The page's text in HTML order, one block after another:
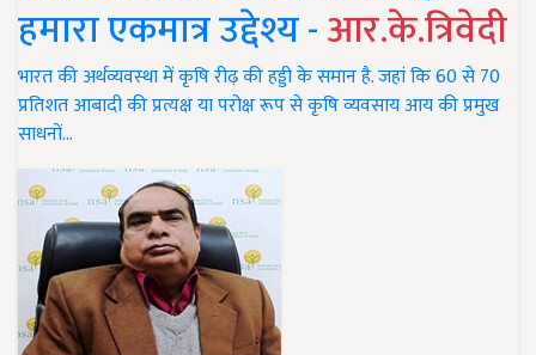
हमारा एकमात्र उद्देश्य -आर.के.त्रिवेदी
भारत की अर्थव्यवस्था में कृषि रीढ़ की हड्डी के समान है. जहां कि 60 से 70
प्रतिशत आबादी की प्रत्यक्ष या परोक्ष रूप से कृषि व्यवसाय आय की प्रमुख
साधनों…